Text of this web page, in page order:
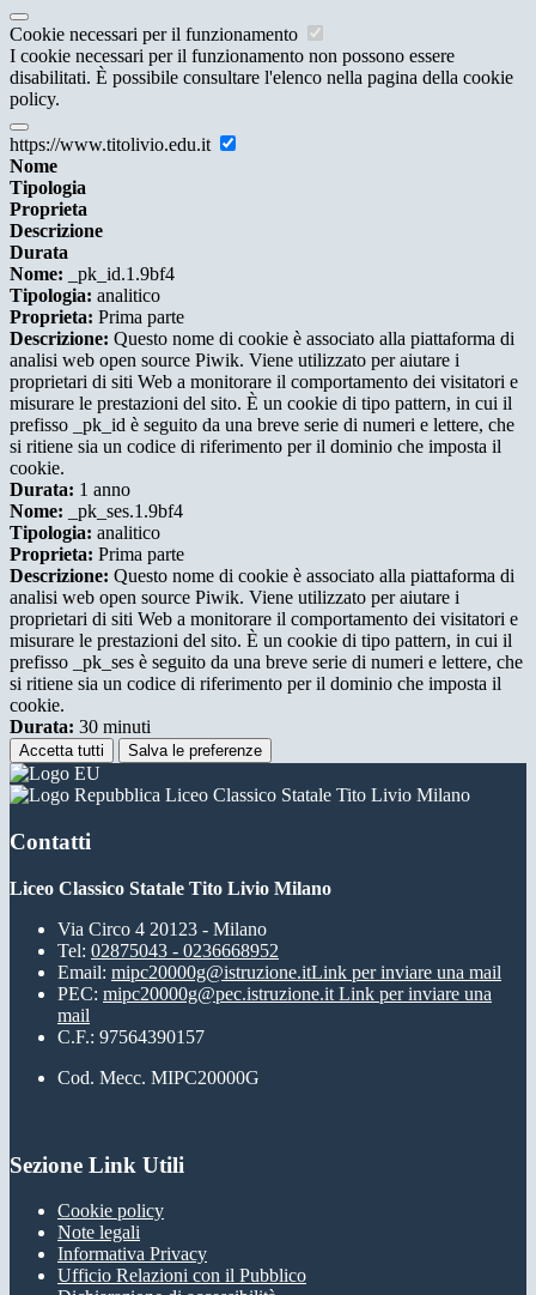
Cookie necessari per il funzionamento
I cookie necessari per il funzionamento non possono essere
disabilitati. È possibile consultare l'elenco nella pagina della cookie
policy.
https://www.titolivio.edu.it
Nome
Tipologia
Proprieta
Descrizione
Durata
Nome: _pk_id.1.9bf4
Tipologia: analitico
Proprieta: Prima parte
Descrizione: Questo nome di cookie è associato alla piattaforma di
analisi web open source Piwik. Viene utilizzato per aiutare i
proprietari di siti Web a monitorare il comportamento dei visitatori e
misurare le prestazioni del sito. È un cookie di tipo pattern, in cui il
prefisso _pk_id è seguito da una breve serie di numeri e lettere, che
si ritiene sia un codice di riferimento per il dominio che imposta il
cookie.
Durata: 1 anno
Nome: _pk_ses.1.9bf4
Tipologia: analitico
Proprieta: Prima parte
Descrizione: Questo nome di cookie è associato alla piattaforma di
analisi web open source Piwik. Viene utilizzato per aiutare i
proprietari di siti Web a monitorare il comportamento dei visitatori e
misurare le prestazioni del sito. È un cookie di tipo pattern, in cui il
prefisso _pk_ses è seguito da una breve serie di numeri e lettere, che
si ritiene sia un codice di riferimento per il dominio che imposta il
cookie.
Durata: 30 minuti
Accetta tutti Salva le preferenze
Liceo Classico Statale Tito Livio Milano
Contatti
Liceo Classico Statale Tito Livio Milano
Via Circo 4 20123 - Milano
Tel: 02875043 - 0236668952
Email: mipc20000g@istruzione.itLink per inviare una mail
PEC: mipc20000g@pec.istruzione.it Link per inviare una
mail
C.F.: 97564390157
Cod. Mecc. MIPC20000G
Sezione Link Utili
Cookie policy
Note legali
Informativa Privacy
Ufficio Relazioni con il Pubblico